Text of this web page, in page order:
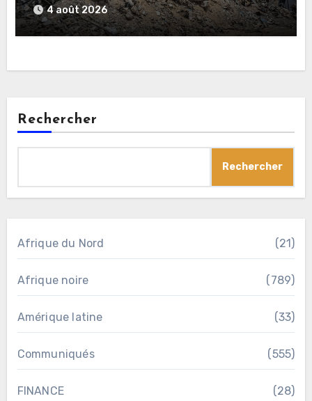
4 août 2026
Rechercher
Rechercher
Afrique du Nord (21)
Afrique noire (789)
Amérique latine (33)
Communiqués (555)
FINANCE (28)